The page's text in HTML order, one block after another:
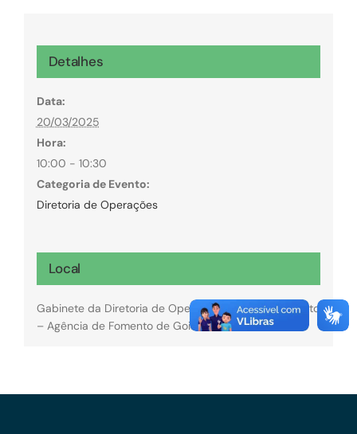
Detalhes
Data:
20/03/2025
Hora:
10:00 - 10:30
Categoria de Evento:
Diretoria de Operações
Local
Gabinete da Diretoria de Operações da GoiásFomento
– Agência de Fomento de Goiás.